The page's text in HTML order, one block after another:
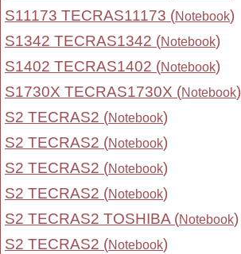
S11173 TECRAS11173 (Notebook)
S1342 TECRAS1342 (Notebook)
S1402 TECRAS1402 (Notebook)
S1730X TECRAS1730X (Notebook)
S2 TECRAS2 (Notebook)
S2 TECRAS2 (Notebook)
S2 TECRAS2 (Notebook)
S2 TECRAS2 (Notebook)
S2 TECRAS2 TOSHIBA (Notebook)
S2 TECRAS2 (Notebook)